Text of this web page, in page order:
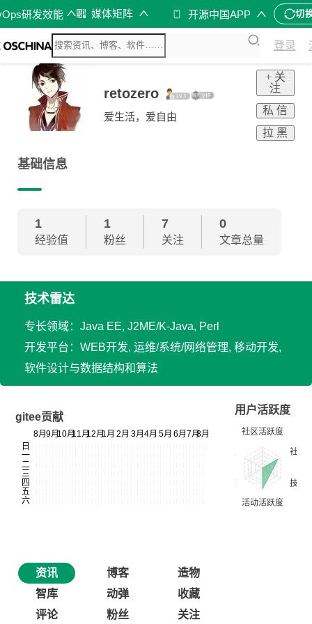
研发效能 媒体矩阵 开源中国APP 切
登录
retozero
爱生活，爱自由
+ 关
注
私 信
拉 黑
基础信息
1
经验值
1
粉丝
7
关注
0
文章总量
技术雷达
专长领域：Java EE, J2ME/K-Java, Perl
开发平台：WEB开发, 运维/系统/网络管理, 移动开发,
软件设计与数据结构和算法
gitee贡献
用户活跃度
资讯 博客
造物
智库
动弹
收藏
评论
粉丝 关注